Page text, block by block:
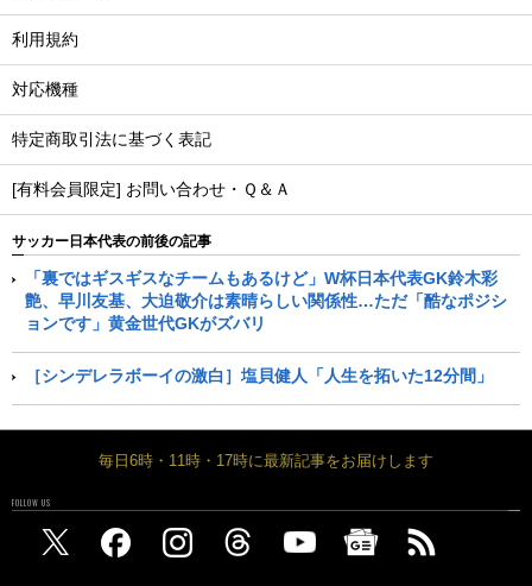
利用規約
対応機種
特定商取引法に基づく表記
[有料会員限定] お問い合わせ・Ｑ＆Ａ
サッカー日本代表の前後の記事
「裏ではギスギスなチームもあるけど」W杯日本代表GK鈴木彩
艶、早川友基、大迫敬介は素晴らしい関係性…ただ「酷なポジシ
ョンです」黄金世代GKがズバリ
［シンデレラボーイの激白］塩貝健人「人生を拓いた12分間」
毎日6時・11時・17時に最新記事をお届けします
FOLLOW US